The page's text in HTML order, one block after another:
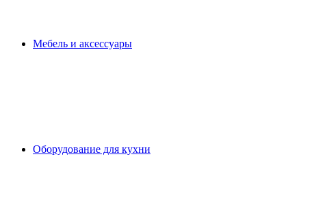
Мебель и аксессуары
Оборудование для кухни